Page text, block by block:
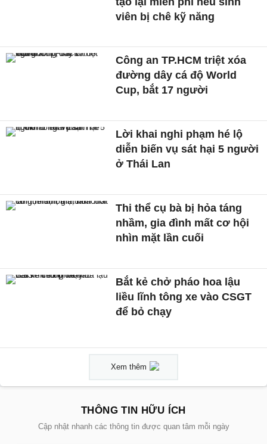
viên bị chê kỹ năng
Công an TP.HCM triệt xóa
đường dây cá độ World
Cup, bắt 17 người
Lời khai nghi phạm hé lộ
diễn biến vụ sát hại 5 người
ở Thái Lan
Thi thể cụ bà bị hỏa táng
nhầm, gia đình mất cơ hội
nhìn mặt lần cuối
Bắt kẻ chở pháo hoa lậu
liều lĩnh tông xe vào CSGT
để bỏ chạy
Xem thêm
THÔNG TIN HỮU ÍCH
Cập nhật nhanh các thông tin được quan tâm mỗi ngày